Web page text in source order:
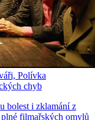
Polívka
chyb
bolest i zklamání z
plné filmařských omylů